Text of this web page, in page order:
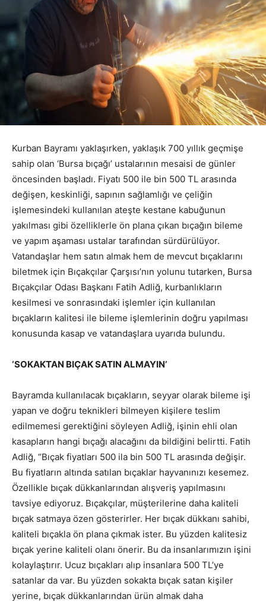
Kurban Bayramı yaklaşırken, yaklaşık 700 yıllık geçmişe
sahip olan ‘Bursa bıçağı’ ustalarının mesaisi de günler
öncesinden başladı. Fiyatı 500 ile bin 500 TL arasında
değişen, keskinliği, sapının sağlamlığı ve çeliğin
işlemesindeki kullanılan ateşte kestane kabuğunun
yakılması gibi özelliklerle ön plana çıkan bıçağın bileme
ve yapım aşaması ustalar tarafından sürdürülüyor.
Vatandaşlar hem satın almak hem de mevcut bıçaklarını
biletmek için Bıçakçılar Çarşısı’nın yolunu tutarken, Bursa
Bıçakçılar Odası Başkanı Fatih Adliğ, kurbanlıkların
kesilmesi ve sonrasındaki işlemler için kullanılan
bıçakların kalitesi ile bileme işlemlerinin doğru yapılması
konusunda kasap ve vatandaşlara uyarıda bulundu.
‘SOKAKTAN BIÇAK SATIN ALMAYIN’
Bayramda kullanılacak bıçakların, seyyar olarak bileme işi
yapan ve doğru teknikleri bilmeyen kişilere teslim
edilmemesi gerektiğini söyleyen Adliğ, işinin ehli olan
kasapların hangi bıçağı alacağını da bildiğini belirtti. Fatih
Adliğ, “Bıçak fiyatları 500 ila bin 500 TL arasında değişir.
Bu fiyatların altında satılan bıçaklar hayvanınızı kesemez.
Özellikle bıçak dükkanlarından alışveriş yapılmasını
tavsiye ediyoruz. Bıçakçılar, müşterilerine daha kaliteli
bıçak satmaya özen gösterirler. Her bıçak dükkanı sahibi,
kaliteli bıçakla ön plana çıkmak ister. Bu yüzden kalitesiz
bıçak yerine kaliteli olanı önerir. Bu da insanlarımızın işini
kolaylaştırır. Ucuz bıçakları alıp insanlara 500 TL’ye
satanlar da var. Bu yüzden sokakta bıçak satan kişiler
yerine, bıçak dükkanlarından ürün almak daha